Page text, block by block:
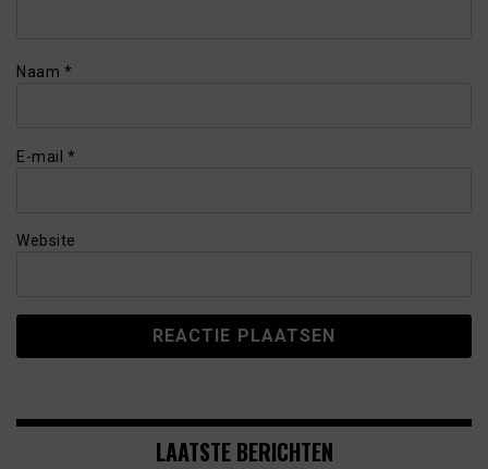
Naam *
E-mail *
Website
LAATSTE BERICHTEN